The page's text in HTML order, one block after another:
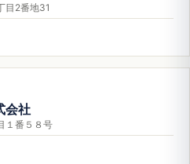
目2番地31
会社
１番５８号